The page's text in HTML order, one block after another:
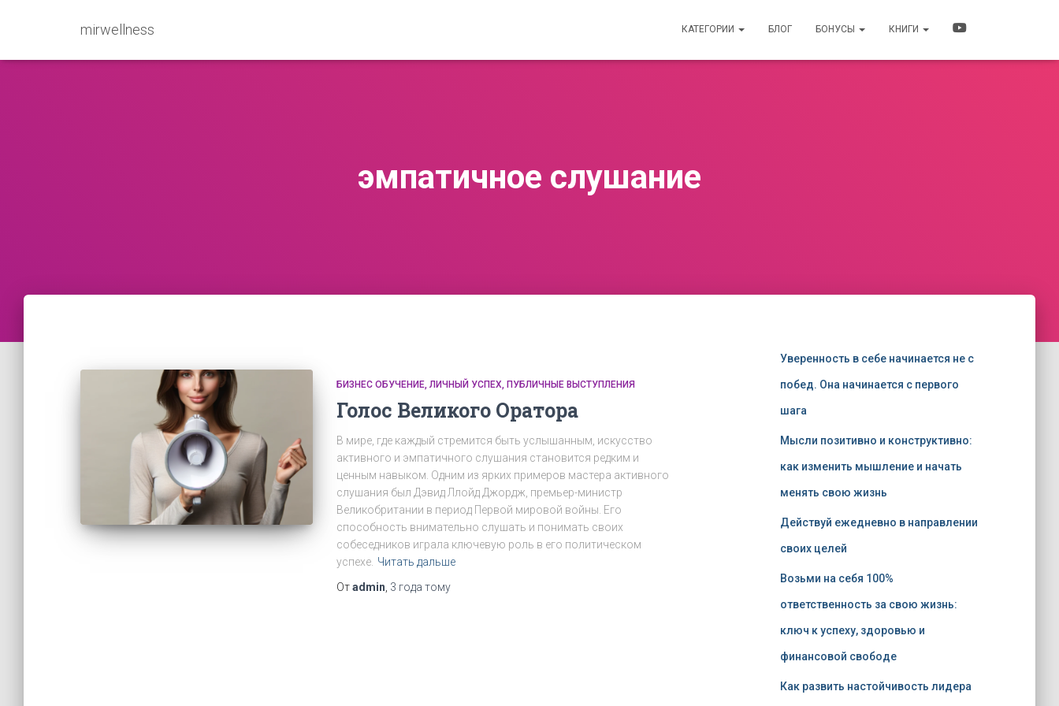
mirwellness КАТЕГОРИИ БЛОГ БОНУСЫ КНИГИ
эмпатичное слушание
БИЗНЕС ОБУЧЕНИЕ ЛИЧНЫЙ УСПЕХ ПУБЛИЧНЫЕ ВЫСТУПЛЕНИЯ
Голос Великого Оратора
В мире, где каждый стремится быть услышанным, искусство
активного и эмпатичного слушания становится редким и
ценным навыком. Одним из ярких примеров мастера активного
слушания был Дэвид Ллойд Джордж, премьер-министр
Великобритании в период Первой мировой войны. Его
способность внимательно слушать и понимать своих
собеседников играла ключевую роль в его политическом
успехе. Читать дальше
Отadmin 3 года тому
Уверенность в себе начинается не с
побед. Она начинается с первого
шага
Мысли позитивно и конструктивно:
как изменить мышление и начать
менять свою жизнь
Действуй ежедневно в направлении
своих целей
Возьми на себя 100%
ответственность за свою жизнь:
ключ к успеху, здоровью и
финансовой свободе
Как развить настойчивость лидера